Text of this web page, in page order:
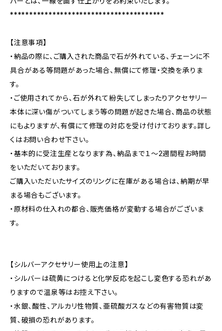
****************************************
【注意事項】
・納品の際に、ご購入された商品で石が外れている、チェーンに不
具合がある等問題があった場合、無償にて修理・交換を承りま
す。
・ご使用されてから、石が外れて紛失してしまったりアクセサリー
本体に深い傷がついてしまう等の問題が起きた場合、商品の状態
にもよりますが、有償にて修理の対応を受け付けております。詳し
くはお問い合わせ下さい。
・基本的に受注生産となります為、納品まで１～2週間程お時間
をいただいております。
ご購入いただいたサイズのリングに在庫がある場合は、納期が早
まる場合もございます。
・原材料の仕入れの都合、販売価格が変動する場合がございま
す。
【シルバーアクセサリー使用上の注意】
・シルバーは硫黄につけると化学反応を起こし変色する恐れがあ
りますので温泉等はお控え下さい。
・水銀、酸性、アルカリ性物質、亜硫酸ガスなどの有害物質は変
質、破損の恐れがあります。